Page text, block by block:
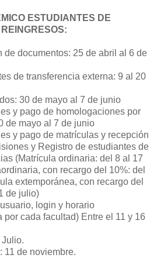
ESTUDIANTES DE
de documentos: 25 de abril al 6 de
de transferencia externa: 9 al 20
30 de mayo al 7 de junio
y pago de homologaciones por
de mayo al 7 de junio
y pago de matrículas y recepción
y Registro de estudiantes de
(Matrícula ordinaria: del 8 al 17
con recargo del 10%: del
extemporánea, con recargo del
de julio)
login y horario
cada facultad) Entre el 11 y 16
Julio.
11 de noviembre.